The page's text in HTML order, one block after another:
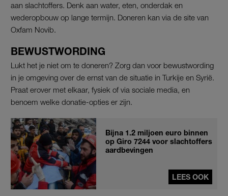
aan slachtoffers. Denk aan water, eten, onderdak en
wederopbouw op lange termijn. Doneren kan via de site van
Oxfam Novib.
BEWUSTWORDING
Lukt het je niet om te doneren? Zorg dan voor bewustwording
in je omgeving over de ernst van de situatie in Turkije en Syrië.
Praat erover met elkaar, fysiek of via sociale media, en
benoem welke donatie-opties er zijn.
Bijna 1.2 miljoen euro binnen
op Giro 7244 voor slachtoffers
aardbevingen
LEES OOK